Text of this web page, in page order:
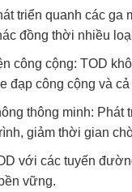
triển quanh các
đồng thời nhiều
công cộng: TOD
đạp công cộng và
thông minh:
giảm thời gian
với các tuyến
vững.